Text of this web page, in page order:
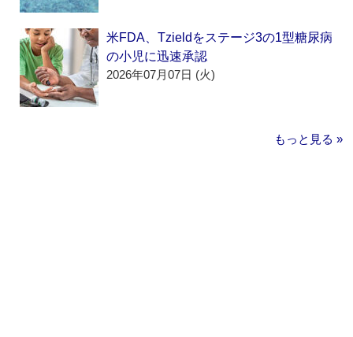
米FDA、Tzieldをステージ3の1型糖尿病
の小児に迅速承認
2026年07月07日 (火)
もっと見る »